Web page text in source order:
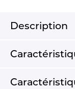
Description